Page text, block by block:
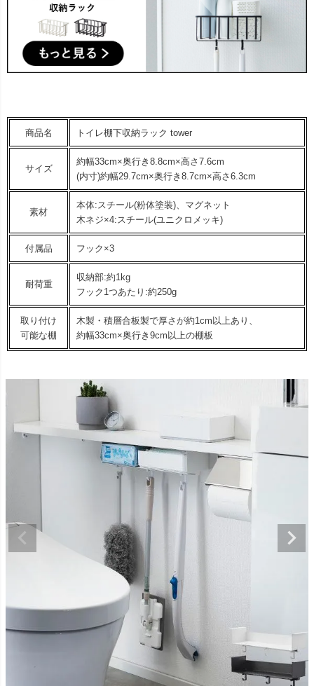
商品名 トイレ棚下収納ラック tower
サイズ
約幅33cm×奥行き8.8cm×高さ7.6cm
(内寸)約幅29.7cm×奥行き8.7cm×高さ6.3cm
素材
本体:スチール(粉体塗装)、マグネット
木ネジ×4:スチール(ユニクロメッキ)
付属品 フック×3
耐荷重
収納部:約1kg
フック1つあたり:約250g
取り付け
可能な棚
木製・積層合板製で厚さが約1cm以上あり、
約幅33cm×奥行き9cm以上の棚板